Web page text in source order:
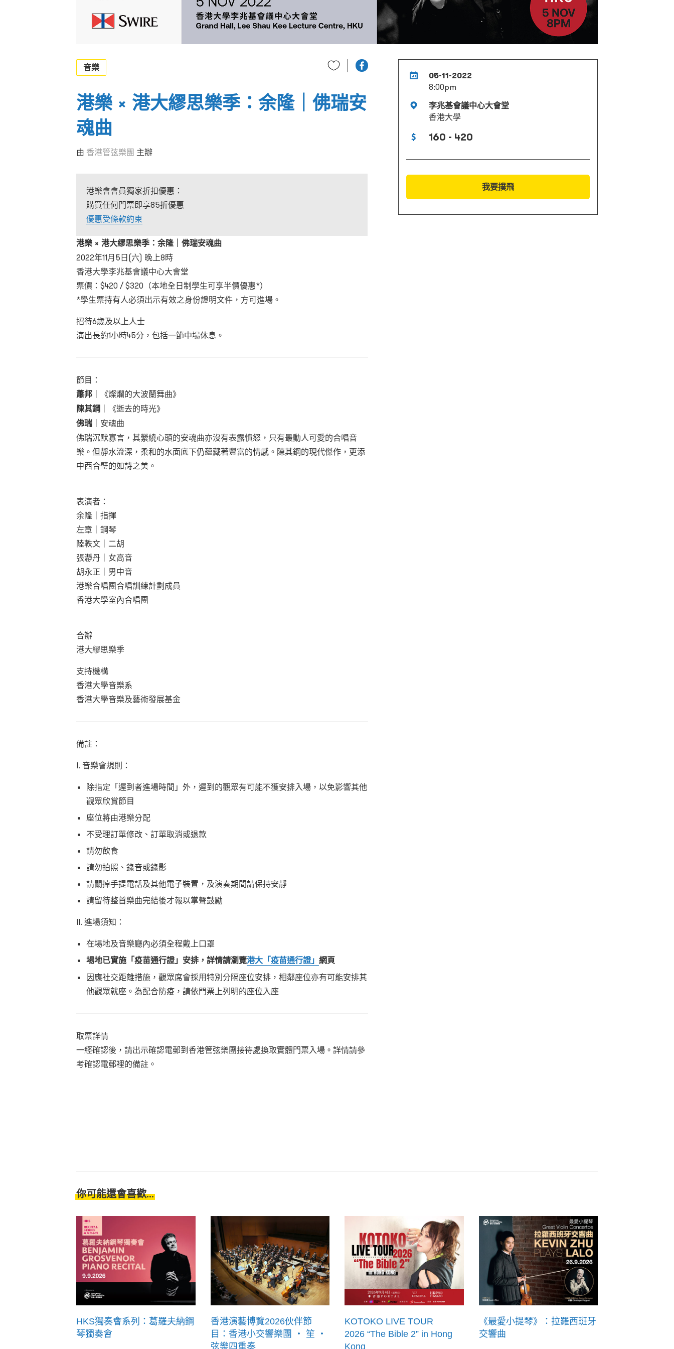
05-11-2022
8:00pm
李兆基會議中心大會堂
香港大學
160 - 420
我要撲飛
音樂
港樂 × 港大繆思樂季：余隆｜佛瑞安
魂曲
由 香港管弦樂團 主辦
港樂會會員獨家折扣優惠：
購買任何門票即享85折優惠
優惠受條款約束
港樂 × 港大繆思樂季：余隆｜佛瑞安魂曲
2022年11月5日(六) 晚上8時
香港大學李兆基會議中心大會堂
票價：$420 / $320（本地全日制學生可享半價優惠*）
*學生票持有人必須出示有效之身份證明文件，方可進場。
招待6歲及以上人士
演出長約1小時45分，包括一節中場休息。
節目：
蕭邦 ｜《燦爛的大波蘭舞曲》
陳其鋼 ｜《逝去的時光》
佛瑞 ｜安魂曲
佛瑞沉默寡言，其縈繞心頭的安魂曲亦沒有表露憤怒，只有最動人可愛的合唱音
樂。但靜水流深，柔和的水面底下仍蘊藏著豐富的情感。陳其鋼的現代傑作，更添
中西合璧的如詩之美。
表演者：
余隆｜指揮
左章｜鋼琴
陸軼文｜二胡
張瀞丹｜女高音
胡永正｜男中音
港樂合唱團合唱訓練計劃成員
香港大學室內合唱團
合辦
港大繆思樂季
支持機構
香港大學音樂系
香港大學音樂及藝術發展基金
備註：
I. 音樂會規則：
除指定「遲到者進場時間」外，遲到的觀眾有可能不獲安排入場，以免影響其他
觀眾欣賞節目
座位將由港樂分配
不受理訂單修改、訂單取消或退款
請勿飲食
請勿拍照、錄音或錄影
請關掉手提電話及其他電子裝置，及演奏期間請保持安靜
請留待整首樂曲完結後才報以掌聲鼓勵
II. 進場須知：
在場地及音樂廳內必須全程戴上口罩
場地已實施「疫苗通行證」安排，詳情請瀏覽港大「疫苗通行證」 網頁
因應社交距離措施，觀眾席會採用特別分隔座位安排，相鄰座位亦有可能安排其
他觀眾就座。為配合防疫，請依門票上列明的座位入座
取票詳情
一經確認後，請出示確認電郵到香港管弦樂團接待處換取實體門票入場。詳情請參
考確認電郵裡的備註。
你可能還會喜歡...
HKS獨奏會系列：葛羅夫納鋼
琴獨奏會
香港演藝博覽2026伙伴節
目：香港小交響樂團 ‧ 笙 ‧
弦樂四重奏
KOTOKO LIVE TOUR
2026 “The Bible 2” in Hong
Kong
《最愛小提琴》：拉羅西班牙
交響曲